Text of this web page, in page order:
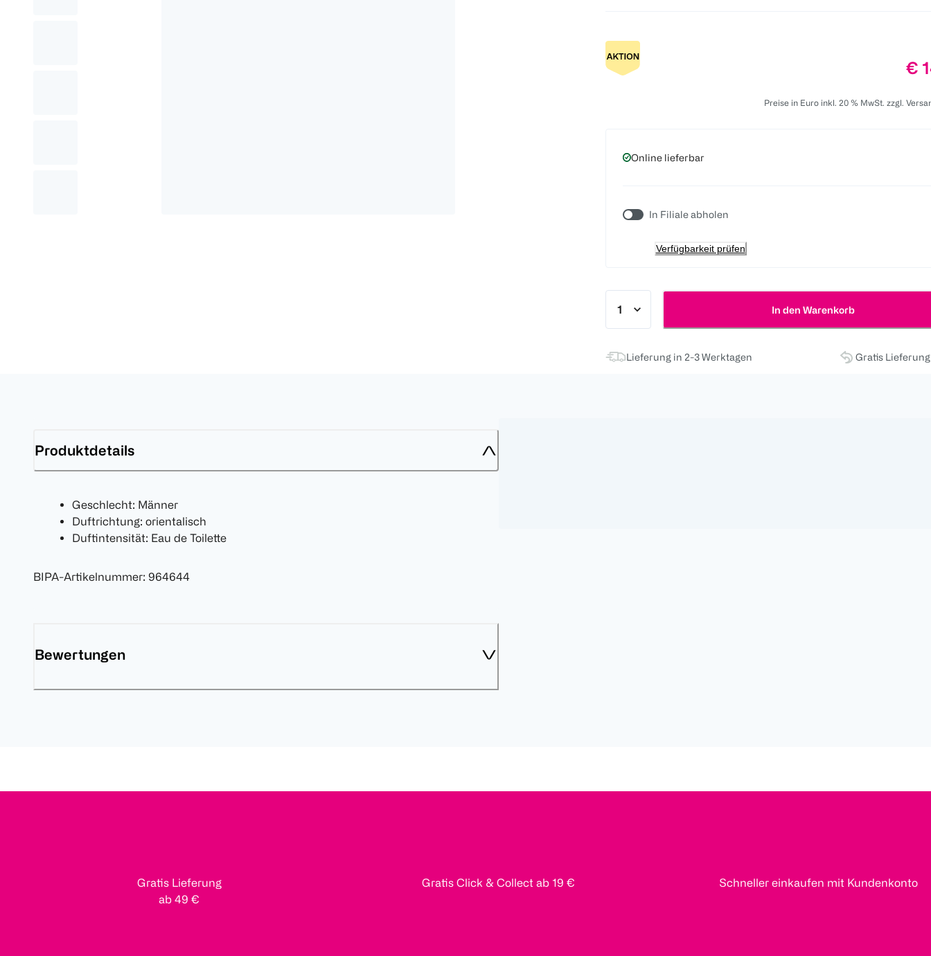
€
Preise in Euro inkl. 20 % MwSt. zzgl.
Online lieferbar
In Filiale abholen
Verfügbarkeit prüfen
In den Warenkorb
Lieferung in 2-3 Werktagen Gratis
Produktdetails
Geschlecht: Männer
Duftrichtung: orientalisch
Duftintensität: Eau de Toilette
BIPA-Artikelnummer: 964644
Bewertungen
Gratis Lieferung
ab 49 €
Gratis Click & Collect ab 19 € Schneller einkaufen mit Kundenkonto